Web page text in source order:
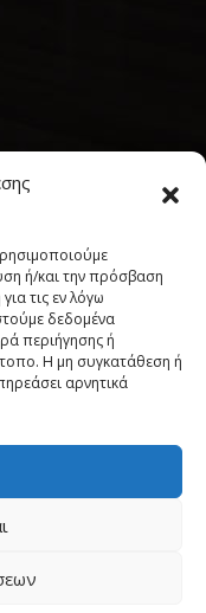
ή/και την πρόσβαση
τις εν λόγω
δεδομένα
περιήγησης ή
Η μη συγκατάθεση ή
αρνητικά
Προϋποθέσεις
My account
| Powered by